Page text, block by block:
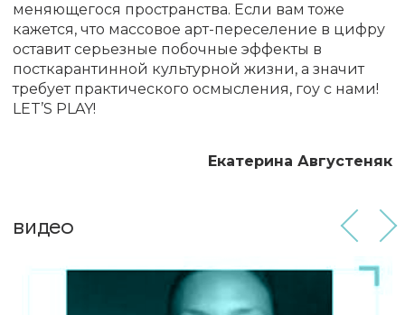
меняющегося пространства. Если вам тоже
кажется, что массовое арт-переселение в цифру
оставит серьезные побочные эффекты в
посткарантинной культурной жизни, а значит
требует практического осмысления, гоу с нами!
LET’S PLAY!
Екатерина Августеняк
видео